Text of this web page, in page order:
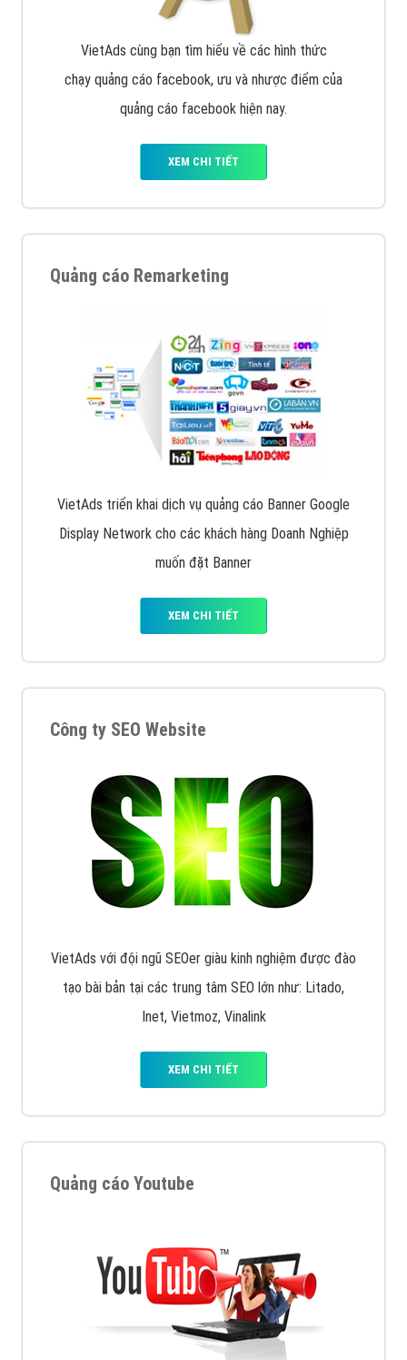
VietAds cùng bạn tìm hiểu về các hình thức
chạy quảng cáo facebook, ưu và nhược điểm của
quảng cáo facebook hiện nay.
XEM CHI TIẾT
Quảng cáo Remarketing
VietAds triển khai dịch vụ quảng cáo Banner Google
Display Network cho các khách hàng Doanh Nghiệp
muốn đặt Banner
XEM CHI TIẾT
Công ty SEO Website
VietAds với đội ngũ SEOer giàu kinh nghiệm được đào
tạo bài bản tại các trung tâm SEO lớn như: Litado,
Inet, Vietmoz, Vinalink
XEM CHI TIẾT
Quảng cáo Youtube